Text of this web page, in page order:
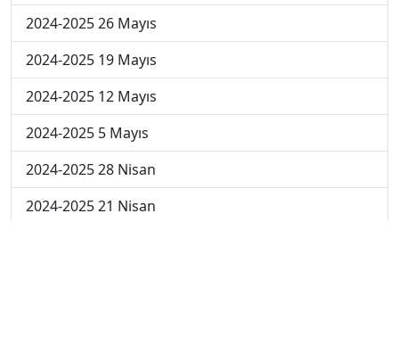
2024-2025 26 Mayıs
2024-2025 19 Mayıs
2024-2025 12 Mayıs
2024-2025 5 Mayıs
2024-2025 28 Nisan
2024-2025 21 Nisan